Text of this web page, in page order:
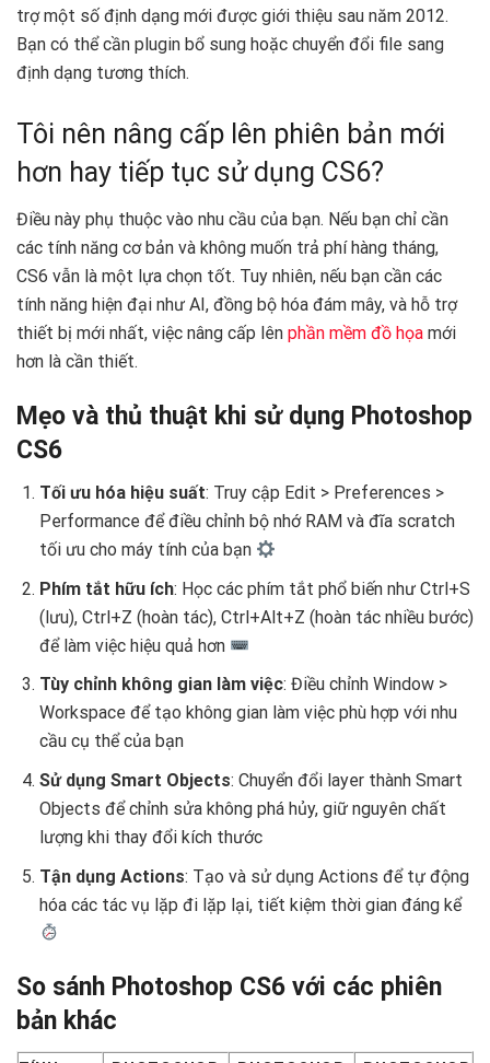
trợ một số định dạng mới được giới thiệu sau năm 2012.
Bạn có thể cần plugin bổ sung hoặc chuyển đổi file sang
định dạng tương thích.
Tôi nên nâng cấp lên phiên bản mới
hơn hay tiếp tục sử dụng CS6?
Điều này phụ thuộc vào nhu cầu của bạn. Nếu bạn chỉ cần
các tính năng cơ bản và không muốn trả phí hàng tháng,
CS6 vẫn là một lựa chọn tốt. Tuy nhiên, nếu bạn cần các
tính năng hiện đại như AI, đồng bộ hóa đám mây, và hỗ trợ
thiết bị mới nhất, việc nâng cấp lên phần mềm đồ họa mới
hơn là cần thiết.
Mẹo và thủ thuật khi sử dụng Photoshop
CS6
Tối ưu hóa hiệu suất: Truy cập Edit > Preferences >
Performance để điều chỉnh bộ nhớ RAM và đĩa scratch
tối ưu cho máy tính của bạn
Phím tắt hữu ích: Học các phím tắt phổ biến như Ctrl+S
(lưu), Ctrl+Z (hoàn tác), Ctrl+Alt+Z (hoàn tác nhiều bước)
để làm việc hiệu quả hơn
Tùy chỉnh không gian làm việc: Điều chỉnh Window >
Workspace để tạo không gian làm việc phù hợp với nhu
cầu cụ thể của bạn ️
Sử dụng Smart Objects: Chuyển đổi layer thành Smart
Objects để chỉnh sửa không phá hủy, giữ nguyên chất
lượng khi thay đổi kích thước
Tận dụng Actions: Tạo và sử dụng Actions để tự động
hóa các tác vụ lặp đi lặp lại, tiết kiệm thời gian đáng kể
So sánh Photoshop CS6 với các phiên
bản khác